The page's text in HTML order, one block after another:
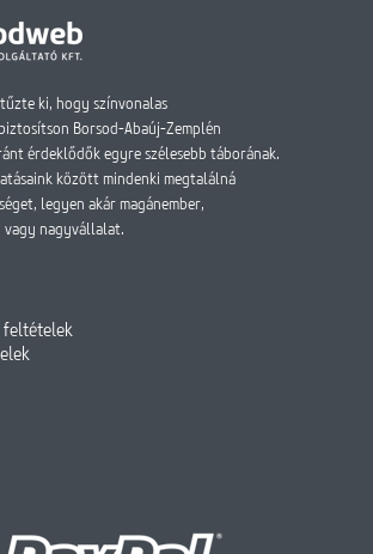
ki, hogy színvonalas
Borsod-Abaúj-Zemplén
érdeklődők egyre szélesebb táborának.
között mindenki megtalálná
legyen akár magánember,
vagy nagyvállalat.
feltételek